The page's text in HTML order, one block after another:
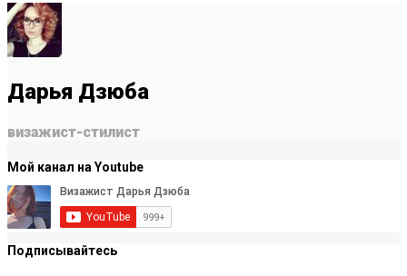
Дарья Дзюба
визажист-стилист
Мой канал на Youtube
Подписывайтесь